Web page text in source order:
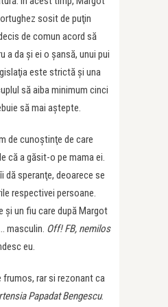
sosit de puţin
de comun acord să
a da şi ei o şansă, unui pui
este strictă şi una
să aiba minimum cinci
să mai aştepte.
de cunoştinţe de care
că a găsit-o pe mama ei.
dă speranţe, deoarece se
respectivei persoane.
şi un fiu care după Margot
masculin. Off! FB, nemilos
eu.
frumos, rar si rezonant ca
Papadat Bengescu.